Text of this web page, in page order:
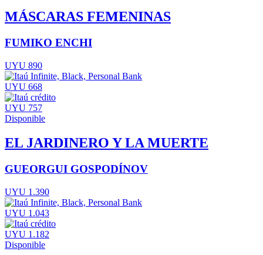
MÁSCARAS FEMENINAS
FUMIKO ENCHI
UYU 890
UYU 668
UYU 757
Disponible
EL JARDINERO Y LA MUERTE
GUEORGUI GOSPODÍNOV
UYU 1.390
UYU 1.043
UYU 1.182
Disponible